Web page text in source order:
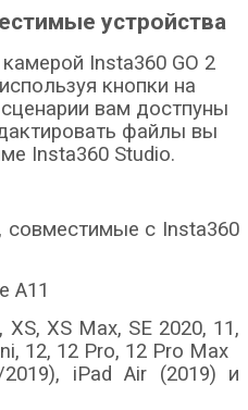
устройства
Insta360 GO 2
кнопки на
вам достпуны
файлы вы
Insta360 Studio.
совместимые с Insta360
A11
XS Max, SE 2020, 11,
12, 12 Pro, 12 Pro Max
iPad Air (2019) и